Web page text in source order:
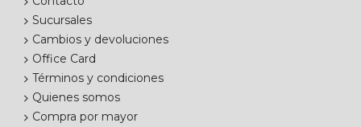
Sucursales
Cambios y devoluciones
Office Card
Términos y condiciones
Quienes somos
Compra por mayor